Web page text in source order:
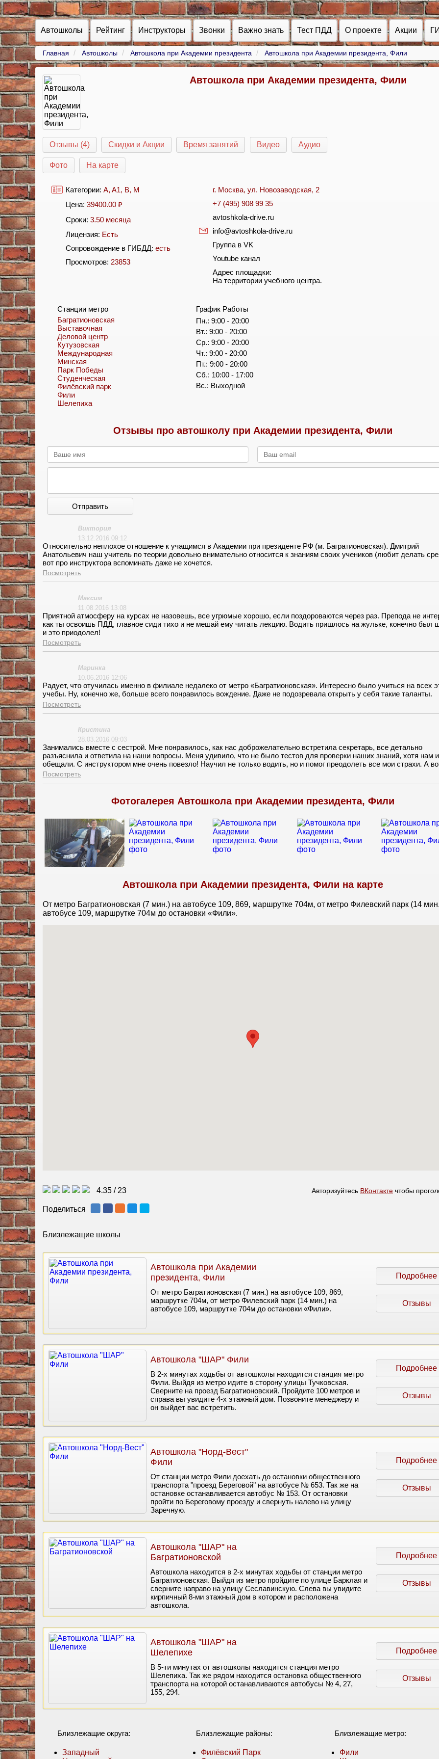
Автошколы Рейтинг Инструкторы Звонки Важно знать Тест ПДД О проекте Акции
Главная Автошколы Автошкола при Академии президента Автошкола при Академии президента, Фили
Автошкола при Академии президента, Фили
Отзывы (4) Скидки и Акции Время занятий Видео Аудио
Фото На карте
Категории:A,A1, B, M
Цена:39400.00 ₽
Сроки:3.50 месяца
Лицензия: Есть
Сопровождение в ГИБДД:есть
Просмотров: 23853
г. Москва, ул. Новозаводская, 2
+7 (495) 908 99 35
avtoshkola-drive.ru
info@avtoshkola-drive.ru
Группа в VK
Youtube канал
Адрес площадки:
На территории учебного центра.
Станции метро
Багратионовская
Выставочная
Деловой центр
Кутузовская
Международная
Минская
Парк Победы
Студенческая
Филёвский парк
Фили
Шелепиха
График Работы
Пн.: 9:00 - 20:00
Вт.: 9:00 - 20:00
Ср.: 9:00 - 20:00
Чт.: 9:00 - 20:00
Пт.: 9:00 - 20:00
Сб.: 10:00 - 17:00
Вс.: Выходной
Отзывы про автошколу при Академии президента, Фили
Отправить
Виктория
13.12.2016 09:12
Относительно неплохое отношение к учащимся в Академии при президенте РФ (м. Багратионовская). Дмитрий
Анатольевич наш учитель по теории довольно внимательно относится к знаниям своих учеников (любит делать
вот про инструктора вспоминать даже не хочется.
Посмотреть
Максим
11.08.2016 13:08
Приятной атмосферу на курсах не назовешь, все угрюмые хорошо, если поздороваются через раз. Препода не
как ты освоишь ПДД, главное сиди тихо и не мешай ему читать лекцию. Водить пришлось на жульке, конечно был
и это приодолел!
Посмотреть
Маринка
10.06.2016 12:06
Радует, что отучилась именно в филиале недалеко от метро «Багратионовская». Интересно было учиться на всех
учебы. Ну, конечно же, больше всего понравилось вождение. Даже не подозревала открыть у себя такие таланты.
Посмотреть
Кристина
28.03.2016 09:03
Занимались вместе с сестрой. Мне понравилось, как нас доброжелательно встретила секретарь, все детально
разъяснила и ответила на наши вопросы. Меня удивило, что не было тестов для проверки наших знаний, хотя нам
обещали. С инструктором мне очень повезло! Научил не только водить, но и помог преодолеть все мои страхи. А
сестры все было наоборот. Инструктор грубил и вел себя неадекватно. Пришлось заменять. Все обошлось, но
помотали.
Посмотреть
Фотогалерея Автошкола при Академии президента, Фили
Автошкола при Академии президента, Фили на карте
От метро Багратионовская (7 мин.) на автобусе 109, 869, маршрутке 704м, от метро Филевский парк (14
автобусе 109, маршрутке 704м до остановки «Фили».
4.35 / 23 Авторизуйтесь ВКонтакте чтобы
Поделиться
Близлежащие школы
Автошкола при Академии
президента, Фили
От метро Багратионовская (7 мин.) на автобусе 109, 869,
маршрутке 704м, от метро Филевский парк (14 мин.) на
автобусе 109, маршрутке 704м до остановки «Фили».
Подробнее
Отзывы
Автошкола "ШАР" Фили
В 2-х минутах ходьбы от автошколы находится станция метро
Фили. Выйдя из метро идите в сторону улицы Тучковская.
Сверните на проезд Багратионовский. Пройдите 100 метров и
справа вы увидите 4-х этажный дом. Позвоните менеджеру и
он выйдет вас встретить.
Подробнее
Отзывы
Автошкола "Норд-Вест"
Фили
От станции метро Фили доехать до остановки общественного
транспорта "проезд Береговой" на автобусе № 653. Так же на
остановке останавливается автобус № 153. От остановки
пройти по Береговому проезду и свернуть налево на улицу
Заречную.
Подробнее
Отзывы
Автошкола "ШАР" на
Багратионовской
Автошкола находится в 2-х минутах ходьбы от станции метро
Багратионовская. Выйдя из метро пройдите по улице Барклая и
сверните направо на улицу Сеславинскую. Слева вы увидите
кирпичный 8-ми этажный дом в котором и расположена
автошкола.
Подробнее
Отзывы
Автошкола "ШАР" на
Шелепихе
В 5-ти минутах от автошколы находится станция метро
Шелепиха. Так же рядом находится остановка общественного
транспорта на которой останавливаются автобусы № 4, 27,
155, 294.
Подробнее
Отзывы
Близлежащие округа:
Западный
Близлежащие районы:
Филёвский Парк
Близлежащие метро:
Фили